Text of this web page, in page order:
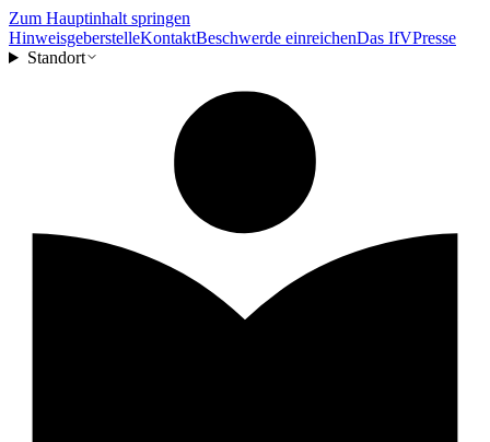
Zum Hauptinhalt springen
HinweisgeberstelleKontaktBeschwerde einreichenDas IfVPresse
Standort